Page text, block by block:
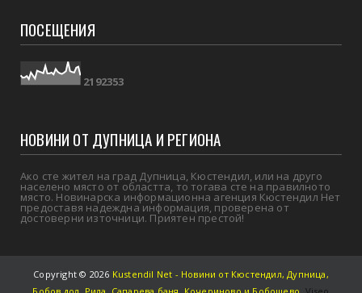
ПОСЕЩЕНИЯ
21 92353
НОВИНИ ОТ ДУПНИЦА И РЕГИОНА
Ако сте жител на град Дупница, Кюстендил, или на друго
населено място от областта, то тогава сте на правилното
място. Новинарска информационна агенция Кюстендил Нет
предоставя надеждна информация, проверена от
достоверни източници. Приятен престой!
Copyright © 2026 Kustendil Net - Новини от Кюстендил, Дупница,